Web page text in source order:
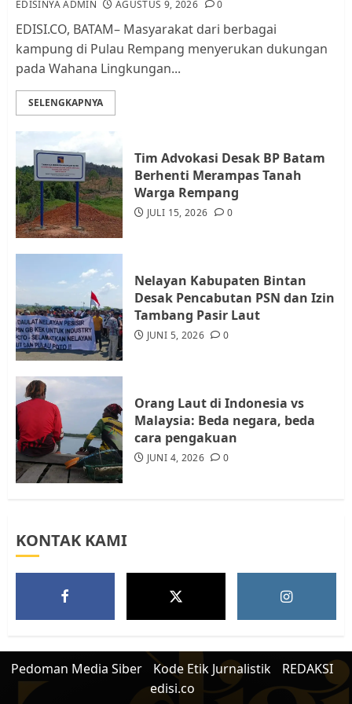
3
Kader Pajak jadi Penghubung
Pemerintah dan Masyarakat di
4
Datangi Pemko Batam, Warga
Rempang Protes Lahan Mereka
Diambil untuk Sekolah Rakyat
5
Warga Rempang Ajukan
Audiensi dengan Wali Kota
Batam, Soroti Aktivitas yang
Resahkan Warga
EDISINYA ADMIN AGUSTUS 9, 2026 0
EDISI.CO, BATAM– Masyarakat dari berbagai
kampung di Pulau Rempang menyerukan dukungan
pada Wahana Lingkungan...
SELENGKAPNYA
Tim Advokasi Desak BP Batam
Berhenti Merampas Tanah
Warga Rempang
JULI 15, 2026 0
Nelayan Kabupaten Bintan
Desak Pencabutan PSN dan Izin
Tambang Pasir Laut
JUNI 5, 2026 0
Orang Laut di Indonesia vs
Malaysia: Beda negara, beda
cara pengakuan
JUNI 4, 2026 0
KONTAK KAMI
Pedoman Media Siber Kode Etik Jurnalistik
REDAKSI
edisi.co